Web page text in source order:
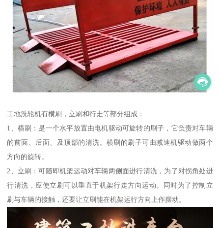
工地洗轮机有横刷，立刷和行走等部分组成：
1、横刷：是一个水平放置由电机驱动可旋转的刷子，它负责对车辆
的前面、后面、及顶部的清洗。横刷的刷子可由减速机驱动做两个
方向的旋转。
2、立刷：可随即机架运动对车辆两侧面进行清洗，为了对拐角处进
行清洗，应使立刷可以垂直于机架行走方向运动。同时为了控制立
刷与车辆的接触，还要让立刷能在机架运行方向上作摆动。